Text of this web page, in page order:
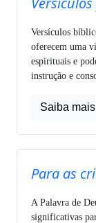
Versículos
oferecem uma
espirituais e
instrução e
Saiba mais
Para as
A Palavra de
significativas